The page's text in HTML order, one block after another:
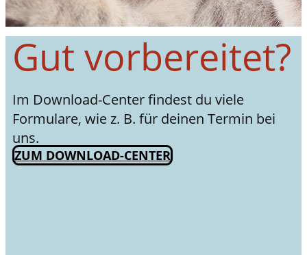
Gut vorbereitet?
Im Download-Center findest du viele
Formulare, wie z. B. für deinen Termin bei
uns.
ZUM DOWNLOAD-CENTER